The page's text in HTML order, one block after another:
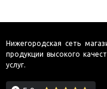
Нижегородская сеть
продукции высокого
услуг.